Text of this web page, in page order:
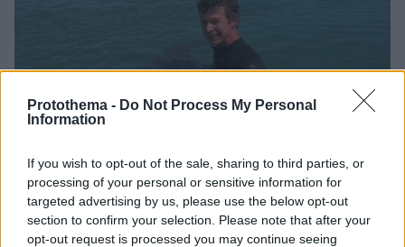
Protothema - Do Not Process My Personal
Information
If you wish to opt-out of the sale, sharing to third parties, or
processing of your personal or sensitive information for
targeted advertising by us, please use the below opt-out
section to confirm your selection. Please note that after your
opt-out request is processed you may continue seeing